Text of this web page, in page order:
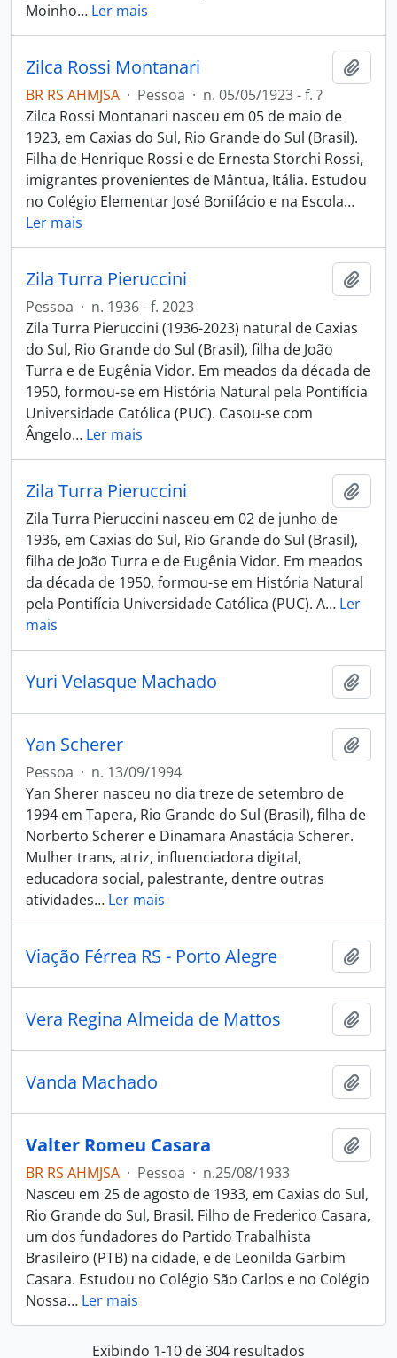
Moinho… Ler mais
Zilca Rossi Montanari
BR RS AHMJSA · Pessoa · n. 05/05/1923 - f. ?
Zilca Rossi Montanari nasceu em 05 de maio de
1923, em Caxias do Sul, Rio Grande do Sul (Brasil).
Filha de Henrique Rossi e de Ernesta Storchi Rossi,
imigrantes provenientes de Mântua, Itália. Estudou
no Colégio Elementar José Bonifácio e na Escola…
Ler mais
Zila Turra Pieruccini
Pessoa · n. 1936 - f. 2023
Zila Turra Pieruccini (1936-2023) natural de Caxias
do Sul, Rio Grande do Sul (Brasil), filha de João
Turra e de Eugênia Vidor. Em meados da década de
1950, formou-se em História Natural pela Pontifícia
Universidade Católica (PUC). Casou-se com
Ângelo… Ler mais
Zila Turra Pieruccini
Zila Turra Pieruccini nasceu em 02 de junho de
1936, em Caxias do Sul, Rio Grande do Sul (Brasil),
filha de João Turra e de Eugênia Vidor. Em meados
da década de 1950, formou-se em História Natural
pela Pontifícia Universidade Católica (PUC). A… Ler
mais
Yuri Velasque Machado
Yan Scherer
Pessoa · n. 13/09/1994
Yan Sherer nasceu no dia treze de setembro de
1994 em Tapera, Rio Grande do Sul (Brasil), filha de
Norberto Scherer e Dinamara Anastácia Scherer.
Mulher trans, atriz, influenciadora digital,
educadora social, palestrante, dentre outras
atividades… Ler mais
Viação Férrea RS - Porto Alegre
Vera Regina Almeida de Mattos
Vanda Machado
Valter Romeu Casara
BR RS AHMJSA · Pessoa · n.25/08/1933
Nasceu em 25 de agosto de 1933, em Caxias do Sul,
Rio Grande do Sul, Brasil. Filho de Frederico Casara,
um dos fundadores do Partido Trabalhista
Brasileiro (PTB) na cidade, e de Leonilda Garbim
Casara. Estudou no Colégio São Carlos e no Colégio
Nossa… Ler mais
Exibindo 1-10 de 304 resultados